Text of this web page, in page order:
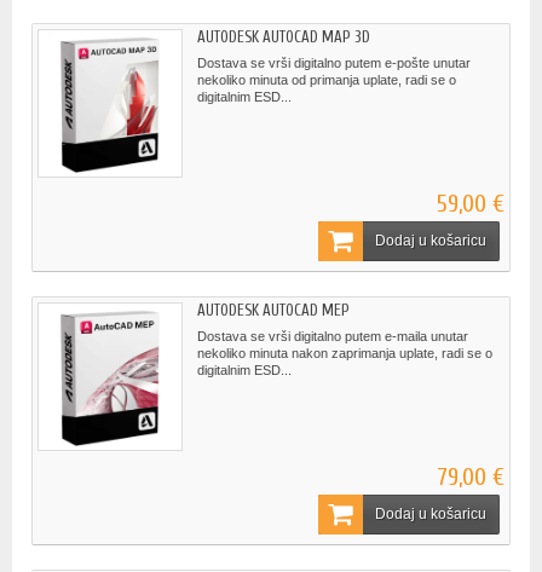
AUTODESK AUTOCAD MAP 3D
Dostava se vrši digitalno putem e-pošte unutar
nekoliko minuta od primanja uplate, radi se o
digitalnim ESD...
59,00 €
Dodaj u košaricu
AUTODESK AUTOCAD MEP
Dostava se vrši digitalno putem e-maila unutar
nekoliko minuta nakon zaprimanja uplate, radi se o
digitalnim ESD...
79,00 €
Dodaj u košaricu